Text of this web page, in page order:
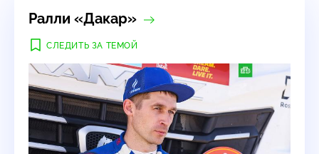
Ралли «Дакар»
СЛЕДИТЬ ЗА ТЕМОЙ